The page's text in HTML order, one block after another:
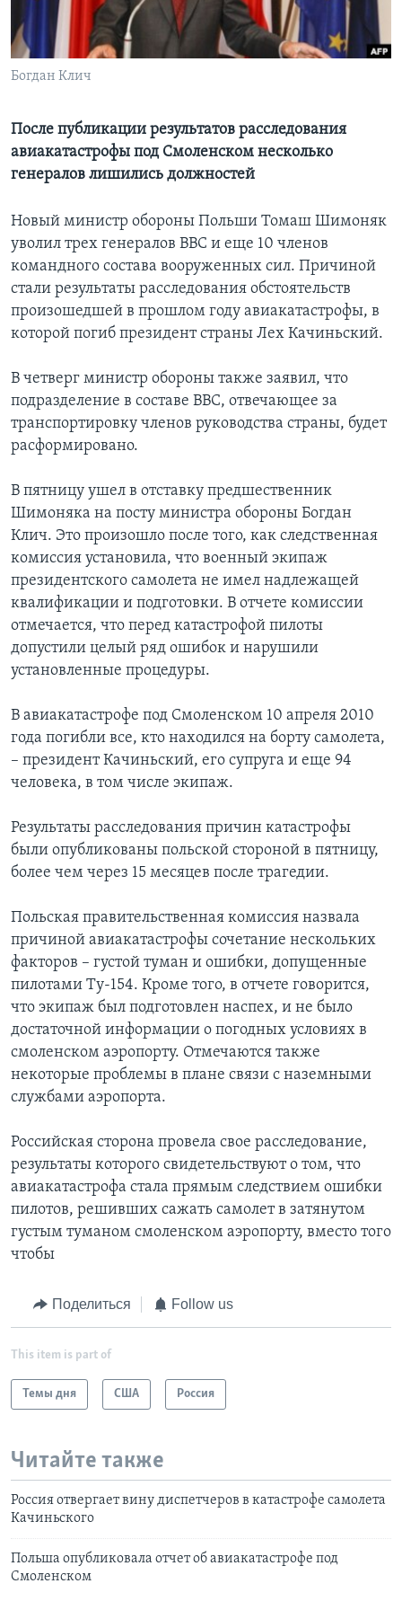
Learning English
СОЦИАЛЬНЫЕ СЕТИ
Богдан Клич
После публикации результатов расследования
авиакатастрофы под Смоленском несколько
генералов лишились должностей
Новый министр обороны Польши Томаш Шимоняк
уволил трех генералов ВВС и еще 10 членов
командного состава вооруженных сил. Причиной
стали результаты расследования обстоятельств
произошедшей в прошлом году авиакатастрофы, в
которой погиб президент страны Лех Качиньский.
В четверг министр обороны также заявил, что
подразделение в составе ВВС, отвечающее за
транспортировку членов руководства страны, будет
расформировано.
В пятницу ушел в отставку предшественник
Шимоняка на посту министра обороны Богдан
Клич. Это произошло после того, как следственная
комиссия установила, что военный экипаж
президентского самолета не имел надлежащей
квалификации и подготовки. В отчете комиссии
отмечается, что перед катастрофой пилоты
допустили целый ряд ошибок и нарушили
установленные процедуры.
В авиакатастрофе под Смоленском 10 апреля 2010
года погибли все, кто находился на борту самолета,
– президент Качиньский, его супруга и еще 94
человека, в том числе экипаж.
Результаты расследования причин катастрофы
были опубликованы польской стороной в пятницу,
более чем через 15 месяцев после трагедии.
Польская правительственная комиссия назвала
причиной авиакатастрофы сочетание нескольких
факторов – густой туман и ошибки, допущенные
пилотами Ту-154. Кроме того, в отчете говорится,
что экипаж был подготовлен наспех, и не было
достаточной информации о погодных условиях в
смоленском аэропорту. Отмечаются также
некоторые проблемы в плане связи с наземными
службами аэропорта.
Российская сторона провела свое расследование,
результаты которого свидетельствуют о том, что
авиакатастрофа стала прямым следствием ошибки
пилотов, решивших сажать самолет в затянутом
густым туманом смоленском аэропорту, вместо того
чтобы
Поделиться Follow us
This item is part of
Темы дня США Россия
Читайте также
Россия отвергает вину диспетчеров в катастрофе самолета
Качиньского
Польша опубликовала отчет об авиакатастрофе под
Смоленском